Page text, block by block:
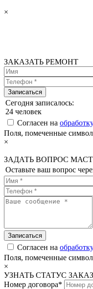
×
ЗАКАЗАТЬ РЕМОНТ
Сегодня записалось:
24 человек
Согласен на
Поля, помеченные
×
ЗАДАТЬ ВОПРОС
Оставьте ваш вопрос
Согласен на
Поля, помеченные
×
УЗНАТЬ СТАТУС
Номер договора*